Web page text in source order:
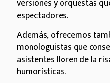
versiones y orquestas
espectadores.
Además, ofrecemos
monologuistas que
asistentes lloren de la
humorísticas.